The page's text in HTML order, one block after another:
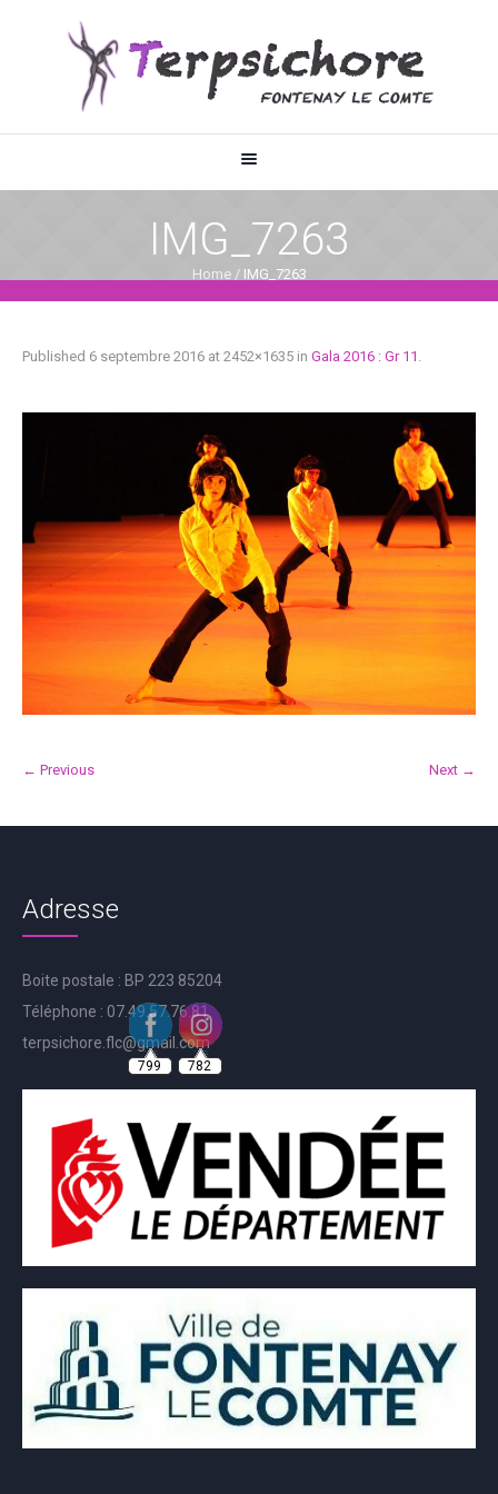
IMG_7263
Home / IMG_7263
Published 6 septembre 2016 at 2452×1635 in Gala 2016 : Gr 11 .
← Previous Next →
Adresse
Boite postale : BP 223 85204
Téléphone : 07.49.57.76.81
terpsichore.flc@gmail.com
799 782